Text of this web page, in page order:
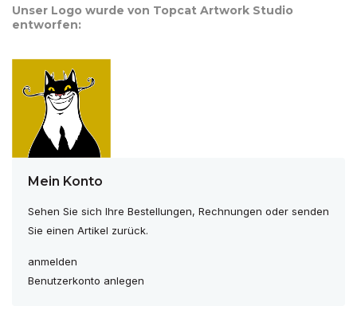
Unser Logo wurde von Topcat Artwork Studio
entworfen:
Mein Konto
Sehen Sie sich Ihre Bestellungen, Rechnungen oder senden
Sie einen Artikel zurück.
anmelden
Benutzerkonto anlegen